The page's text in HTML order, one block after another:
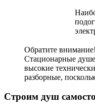
Обратите внимание!
Стационарные
высокие
разборные,
Строим душ